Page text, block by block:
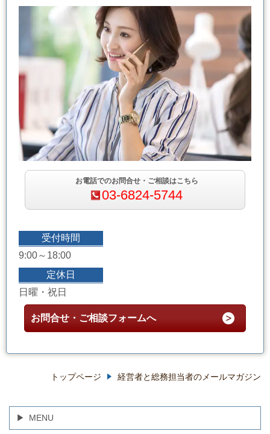
お電話でのお問合せ・ご相談はこちら
03-6824-5744
受付時間
9:00～18:00
定休日
日曜・祝日
お問合せ・ご相談フォームへ
トップページ 経営者と総務担当者のメールマガジン
MENU